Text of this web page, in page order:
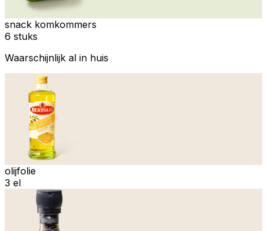
snack komkommers
6 stuks
Waarschijnlijk al in huis
olijfolie
3 el